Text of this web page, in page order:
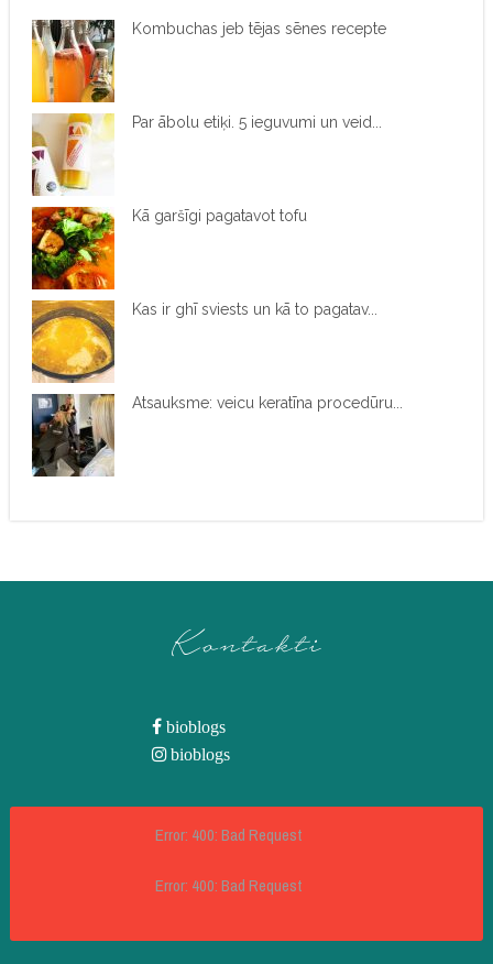
Kombuchas jeb tējas sēnes recepte
Par ābolu etiķi. 5 ieguvumi un veid...
Kā garšīgi pagatavot tofu
Kas ir ghī sviests un kā to pagatav...
Atsauksme: veicu keratīna procedūru...
Kontakti
bioblogs
bioblogs
Error: 400: Bad Request
Error: 400: Bad Request